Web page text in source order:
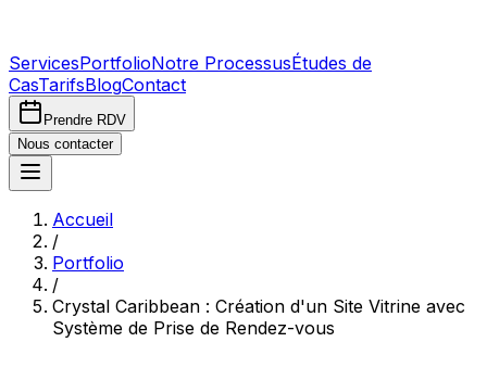
ServicesPortfolioNotre ProcessusÉtudes de
CasTarifsBlogContact
Prendre RDV
Nous contacter
Accueil
/
Portfolio
/
Crystal Caribbean : Création d'un Site Vitrine avec
Système de Prise de Rendez-vous